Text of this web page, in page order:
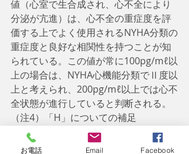
値（心室で生合成され、心不全により
分泌が亢進）は、心不全の重症度を評
価する上でよく使用されるNYHA分類の
重症度と良好な相関性を持つことが知
られている。この値が常に100pg/mℓ以
上の場合は、NYHA心機能分類でⅡ度以
上と考えられ、200pg/mℓ以上では心不
全状態が進行していると判断される。
（注4）「H」についての補足
すでに冠動脈血行再建が完了している
場合を除く。
お電話 Email Facebook